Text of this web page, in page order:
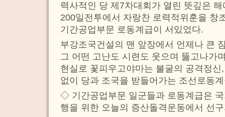
력사적인 당 제7차대회가 열린 뜻깊은
200일전투에서 자랑찬 로력적위훈을 창
기간공업부문 로동계급이 서있었다.
부강조국건설의 맨 앞장에서 언제나 큰
그 어떤 고난도 시련도 웃으며 뚫고나가
현실로 꽃피우고야마는 불굴의 공격정
없이 당과 조국을 받들어가는 조선로동
◇ 기간공업부문 일군들과 로동계급은
행을 위한 오늘의 증산돌격운동에서 선